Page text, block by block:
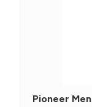
Pioneer Men